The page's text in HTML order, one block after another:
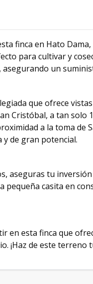
finca en Hato
para cultivar y
un
que ofrece
Cristóbal, a tan
a la toma de
de gran potencial.
aseguras tu
pequeña casita en
en esta finca que
¡Haz de este terreno